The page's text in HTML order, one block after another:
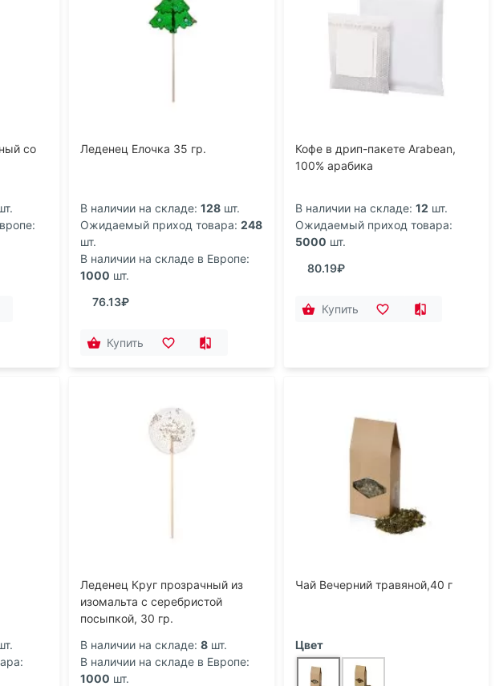
со
Леденец Елочка 35 гр.
В наличии на складе: 128 шт.
Ожидаемый приход товара: 248
шт.
В наличии на складе в Европе:
1000 шт.
76.13₽
Купить
Кофе в дрип-пакете Arabean,
100% арабика
В наличии на складе: 12 шт.
Ожидаемый приход товара:
5000 шт.
80.19₽
Купить
Леденец Круг прозрачный из
изомальта с серебристой
посыпкой, 30 гр.
В наличии на складе: 8 шт.
В наличии на складе в Европе:
1000 шт.
Чай Вечерний травяной,40 г
Цвет